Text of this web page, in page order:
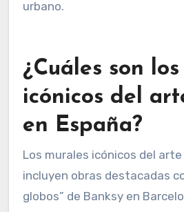
permite una mayor
Estas prácticas reflejan un
enfoque más colaborativo y
urbano.